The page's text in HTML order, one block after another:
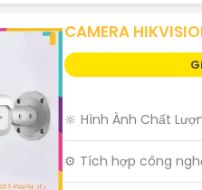
CAMERA
🔆 Hình Ành Chất
⚙ Tích hợp công